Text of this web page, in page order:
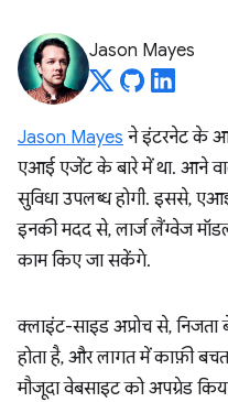
Jason Mayes
Jason Mayes ने इंटरनेट के
एआई एजेंट के बारे में था. आने
सुविधा उपलब्ध होगी. इससे,
इनकी मदद से, लार्ज लैंग्वेज
काम किए जा सकेंगे.
क्लाइंट-साइड अप्रोच से,
होता है, और लागत में काफ़ी
मौजूदा वेबसाइट को अपग्रेड